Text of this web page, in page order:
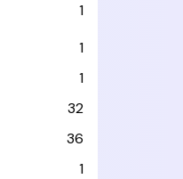
1
1
1
32
36
1